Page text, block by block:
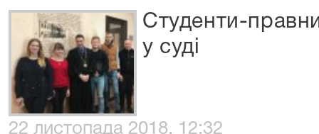
Студенти-
у суді
22 листопада 2018, 12:32